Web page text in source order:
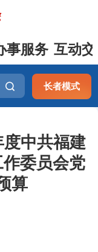
事服务 互动
长者模式
度中共福建
委员会党
算